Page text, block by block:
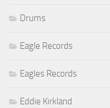
Drums
Eagle Records
Eagles Records
Eddie Kirkland